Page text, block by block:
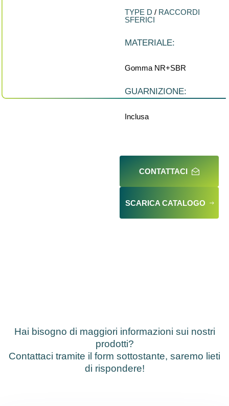
TYPE D / RACCORDI
SFERICI
MATERIALE:
Gomma NR+SBR
GUARNIZIONE:
Inclusa
CONTATTACI
SCARICA CATALOGO
Hai bisogno di maggiori informazioni sui nostri
prodotti?
Contattaci tramite il form sottostante, saremo lieti
di rispondere!